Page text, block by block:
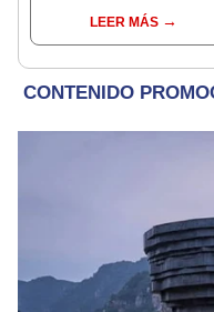
mejor tecnología: "Se
debe modernizar"
LEER MÁS